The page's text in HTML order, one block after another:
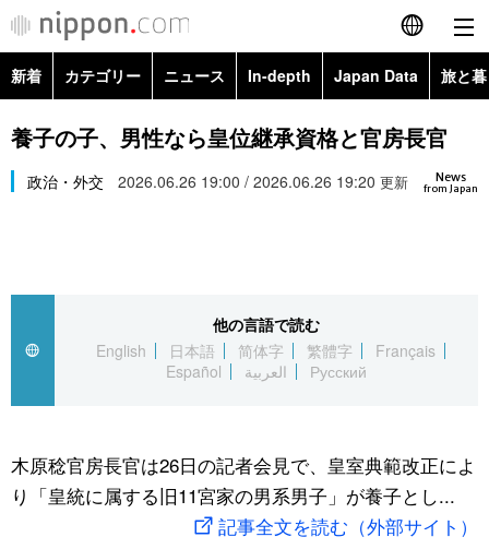
English
简体字
繁體字
العربية
社会
旅と暮らし
新着 カテゴリー ニュース In-depth Japan Data 旅と
政治・外交
経済・ビジネス
社会
文化
科学・技術
暮らし
Topics
Images
お知らせ
養子の子、男性なら皇位継承資格と官房長官
News
from Japan
政治・外交 2026.06.26 19:00 / 2026.06.26 19:20 更新
他の言語で読む
English
日本語 简体字 繁體字
Français
Español
العربية Русский
木原稔官房長官は26日の記者会見で、皇室典範改正によ
り「皇統に属する旧11宮家の男系男子」が養子とし...
記事全文を読む（外部サイト）